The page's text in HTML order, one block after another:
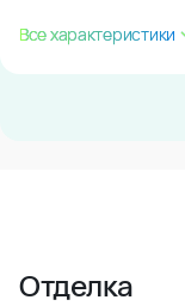
Все характеристики
Отделка